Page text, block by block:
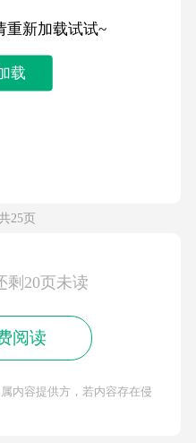
重新加载试试~
载
25页
剩20页未读
阅读
内容提供方，若内容存在侵